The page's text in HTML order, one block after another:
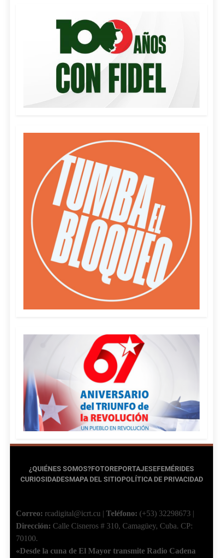
¿QUIÉNES SOMOS?FOTOREPORTAJESEFEMÉRIDES
CURIOSIDADESMAPA DEL SITIOPOLÍTICA DE PRIVACIDAD
Correo: rcadigital@icrt.cu | Teléfono: (+53) 32298673 |
Dirección: Calle Cisneros # 310, Camagüey, Cuba. CP:
70100.
«Desde la cuna de El Mayor transmite Radio Cadena